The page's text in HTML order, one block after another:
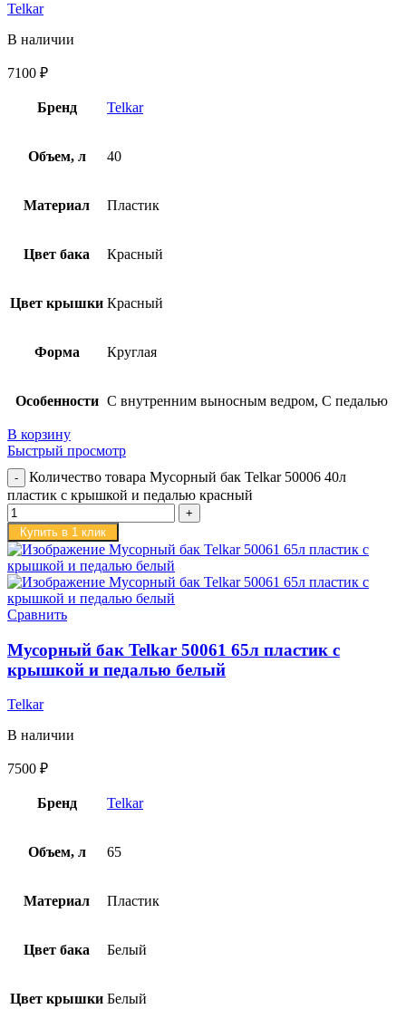
Telkar
В наличии
7100 ₽
Бренд Telkar
Объем, л 40
Материал Пластик
Цвет бака Красный
Цвет крышки Красный
Форма Круглая
Особенности С внутренним выносным ведром, С педалью
В корзину
Быстрый просмотр
Количество товара Мусорный бак Telkar 50006 40л
пластик с крышкой и педалью красный
Купить в 1 клик
Сравнить
Мусорный бак Telkar 50061 65л пластик с
крышкой и педалью белый
Telkar
В наличии
7500 ₽
Бренд Telkar
Объем, л 65
Материал Пластик
Цвет бака Белый
Цвет крышки Белый